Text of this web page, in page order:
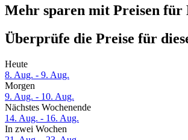
Mehr sparen mit Preisen
Überprüfe die Preise für
Heute
8. Aug. - 9. Aug.
Morgen
9. Aug. - 10. Aug.
Nächstes Wochenende
14. Aug. - 16. Aug.
In zwei Wochen